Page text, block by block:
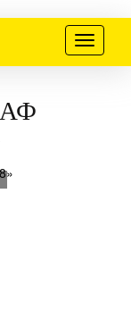
Меню